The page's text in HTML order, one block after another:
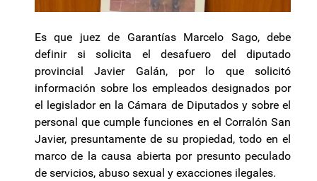
Es que juez de Garantías Marcelo Sago, debe
definir si solicita el desafuero del diputado
provincial Javier Galán, por lo que solicitó
información sobre los empleados designados por
el legislador en la Cámara de Diputados y sobre el
personal que cumple funciones en el Corralón San
Javier, presuntamente de su propiedad, todo en el
marco de la causa abierta por presunto peculado
de servicios, abuso sexual y exacciones ilegales.